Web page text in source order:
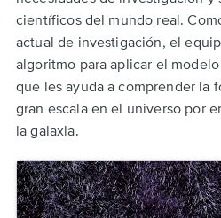
científicos del mundo real.
actual de investigación, el
algoritmo para aplicar el
que les ayuda a comprender la
gran escala en el universo por
la galaxia.